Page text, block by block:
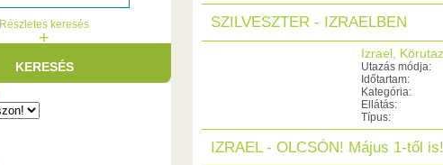
Részletes keresés
+
SZILVESZTER - IZRAELBEN
Izrael,
Utazás módja:
Időtartam:
Kategória:
Ellátás:
Típus:
IZRAEL - OLCSÓN! Május 1-től is!